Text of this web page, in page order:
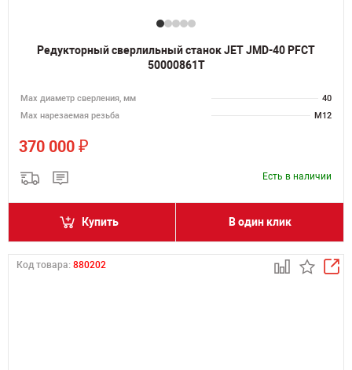
Редукторный сверлильный станок JET JMD-40 PFCT
50000861T
Мах диаметр сверления, мм
40
Мах нарезаемая резьба
M12
370 000 ₽
Есть в наличии
Купить В один клик
Код товара: 880202